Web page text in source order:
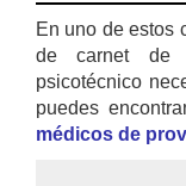
En uno de estos
de carnet de
psicotécnico
puedes
médicos de